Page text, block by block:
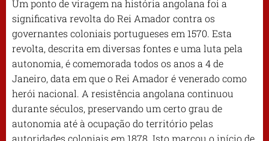
Um ponto de viragem na história angolana foi a
significativa revolta do Rei Amador contra os
governantes coloniais portugueses em 1570. Esta
revolta, descrita em diversas fontes e uma luta pela
autonomia, é comemorada todos os anos a 4 de
Janeiro, data em que o Rei Amador é venerado como
herói nacional. A resistência angolana continuou
durante séculos, preservando um certo grau de
autonomia até à ocupação do território pelas
autoridades coloniais em 1878. Isto marcou o início de